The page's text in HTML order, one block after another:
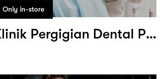
Only in-store
Klinik Pergigian Dental Pavilion